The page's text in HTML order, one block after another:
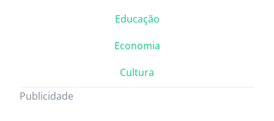
Educação
Economia
Cultura
Publicidade